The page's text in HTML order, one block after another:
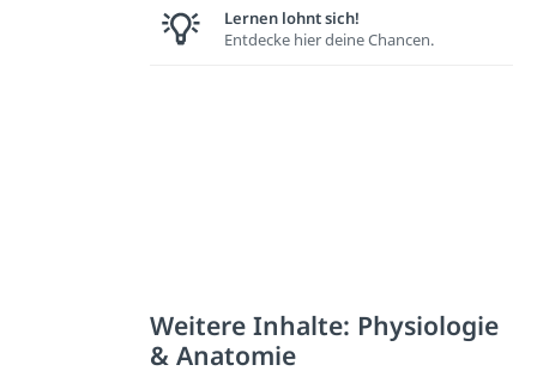
Lernen lohnt sich!
Entdecke hier deine Chancen.
Weitere Inhalte: Physiologie
& Anatomie